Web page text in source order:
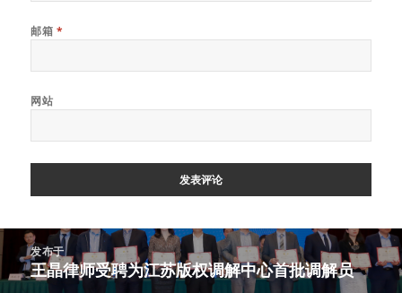
邮箱 *
网站
文
章
导
发布于
王晶律师受聘为江苏版权调解中心首批调解员